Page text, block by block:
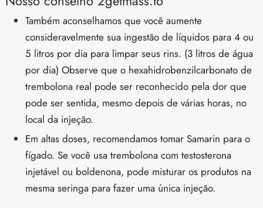
Também aconselhamos que você aumente
consideravelmente sua ingestão de líquidos para 4 ou
5 litros por dia para limpar seus rins. (3 litros de água
por dia) Observe que o hexahidrobenzilcarbonato de
trembolona real pode ser reconhecido pela dor que
pode ser sentida, mesmo depois de várias horas, no
local da injeção.
Em altas doses, recomendamos tomar Samarin para o
fígado. Se você usa trembolona com testosterona
injetável ou boldenona, pode misturar os produtos na
mesma seringa para fazer uma única injeção.